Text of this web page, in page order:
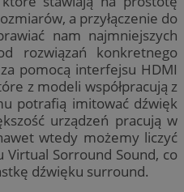
a przyłączenie do
nam najmniejszych
rozwiązań konkretnego
pomocą interfejsu HDMI
z modeli współpracują z
potrafią imitować dźwięk
urządzeń pracują w
wtedy możemy liczyć
Sorround Sound, co
dźwięku surround.